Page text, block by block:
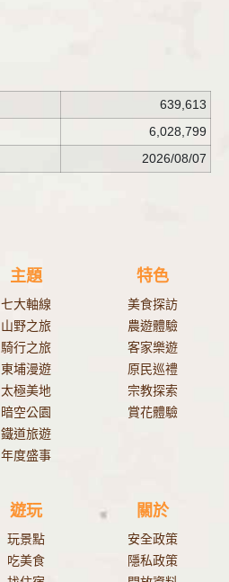
639,613
6,028,799
2026/08/07
主題
七大軸線
山野之旅
騎行之旅
東埔漫遊
太極美地
暗空公園
鐵道旅遊
年度盛事
特色
美食探訪
農遊體驗
客家樂遊
原民巡禮
宗教探索
賞花體驗
遊玩
玩景點
吃美食
關於
安全政策
隱私政策